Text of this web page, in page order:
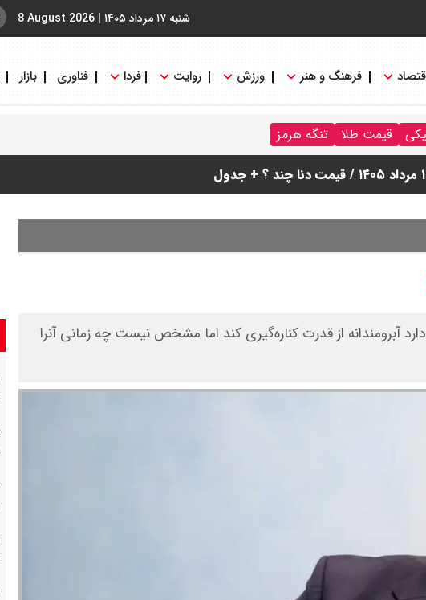
شنبه ۱۷ مرداد ۱۴۰۵ |
8 August 2026
فرهنگ و هنر ورزش روایت فردا فناوری بازار
قیمت طلا تنگه هرمز
از قدرت کناره‌گیری کند اما مشخص نیست چه زمانی آنرا